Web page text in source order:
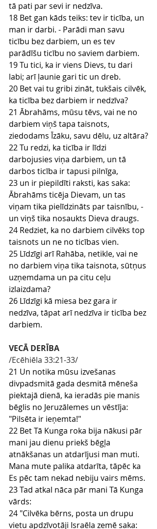
tā pati par sevi ir nedzīva.
18 Bet gan kāds teiks: tev ir ticība, un
man ir darbi. - Parādi man savu
ticību bez darbiem, un es tev
parādīšu ticību no saviem darbiem.
19 Tu tici, ka ir viens Dievs, tu dari
labi; arī ļaunie gari tic un dreb.
20 Bet vai tu gribi zināt, tukšais cilvēk,
ka ticība bez darbiem ir nedzīva?
21 Ābrahāms, mūsu tēvs, vai ne no
darbiem viņš tapa taisnots,
ziedodams Īzāku, savu dēlu, uz altāra?
22 Tu redzi, ka ticība ir līdzi
darbojusies viņa darbiem, un tā
darbos ticība ir tapusi pilnīga,
23 un ir piepildīti raksti, kas saka:
Ābrahāms ticēja Dievam, un tas
viņam tika pielīdzināts par taisnību, -
un viņš tika nosaukts Dieva draugs.
24 Redziet, ka no darbiem cilvēks top
taisnots un ne no ticības vien.
25 Līdzīgi arī Rahāba, netikle, vai ne
no darbiem viņa tika taisnota, sūtņus
uzņemdama un pa citu ceļu
izlaizdama?
26 Līdzīgi kā miesa bez gara ir
nedzīva, tāpat arī nedzīva ir ticība bez
darbiem.
VECĀ DERĪBA
/Ecēhiēla 33:21-33/
21 Un notika mūsu izvešanas
divpadsmitā gada desmitā mēneša
piektajā dienā, ka ieradās pie manis
bēglis no Jeruzālemes un vēstīja:
"Pilsēta ir ieņemta!"
22 Bet Tā Kunga roka bija nākusi pār
mani jau dienu priekš bēgļa
atnākšanas un atdarījusi man muti.
Mana mute palika atdarīta, tāpēc ka
Es pēc tam nekad nebiju vairs mēms.
23 Tad atkal nāca pār mani Tā Kunga
vārds:
24 "Cilvēka bērns, posta un drupu
vietu apdzīvotāji Israēla zemē saka: